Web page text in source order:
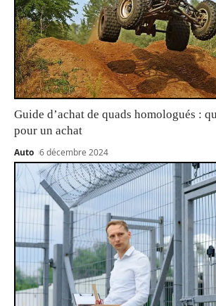
Guide d’achat de quads homologués :
pour un achat
Auto 6 décembre 2024